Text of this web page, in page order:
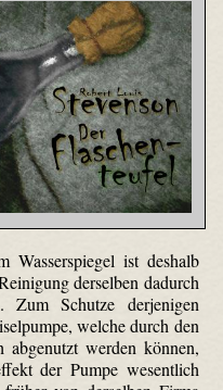
ist deshalb
derselben dadurch
Zum Schutze derjenigen
welche durch den
abgenutzt werden können,
der Pumpe wesentlich